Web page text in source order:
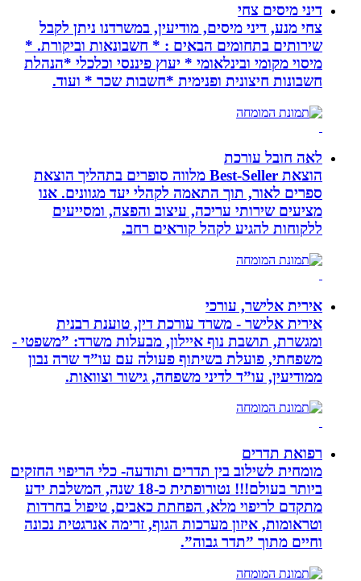
דיני מיסים צחי
צחי מנע, דיני מיסים, מודיעין, במשרדנו ניתן לקבל
שירותים בתחומים הבאים : * חשבונאות וביקורת. *
מיסוי מקומי ובינלאומי * יעוץ פיננסי וכלכלי *הנהלת
חשבונות חיצונית ופנימית *חשבות שכר * ועוד.
לאה חובל עורכת
הוצאת Best-Seller מלווה סופרים בתהליך הוצאת
ספרים לאור, תוך התאמה לקהלי יעד מגוונים. אנו
מציעים שירותי עריכה, עיצוב והפצה, ומסייעים
ללקוחות להגיע לקהל קוראים רחב.
אירית אלישר, עורכי
אירית אלישר - משרד עורכת דין, טוענת רבנית
ומגשרת, תושבת נוף איילון, מבעלות משרד: ”משפטי -
משפחתי, פועלת בשיתוף פעולה עם עו”ד שרה נבון
ממודיעין, עו”ד לדיני משפחה, גישור וצוואות.
רפואת תדרים
מומחית לשילוב בין תדרים ותודעה- כלי הריפוי החזקים
ביותר בעולם!!! נטורופתית כ-18 שנה, המשלבת ידע
מתקדם לריפוי מלא, הפחתת כאבים, טיפול בחרדות
וטראומות, איזון מערכות הגוף, זרימה אנרגטית נכונה
וחיים מתוך ”תדר גבוה”.